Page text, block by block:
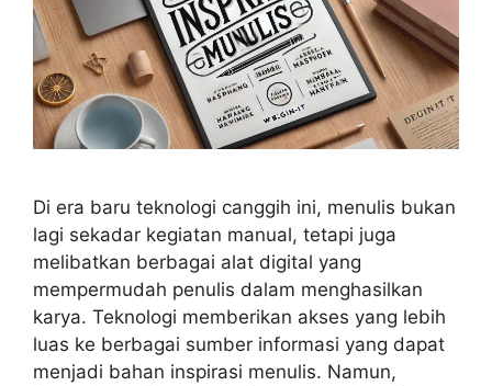
Di era baru teknologi canggih ini, menulis bukan
lagi sekadar kegiatan manual, tetapi juga
melibatkan berbagai alat digital yang
mempermudah penulis dalam menghasilkan
karya. Teknologi memberikan akses yang lebih
luas ke berbagai sumber informasi yang dapat
menjadi bahan inspirasi menulis. Namun,